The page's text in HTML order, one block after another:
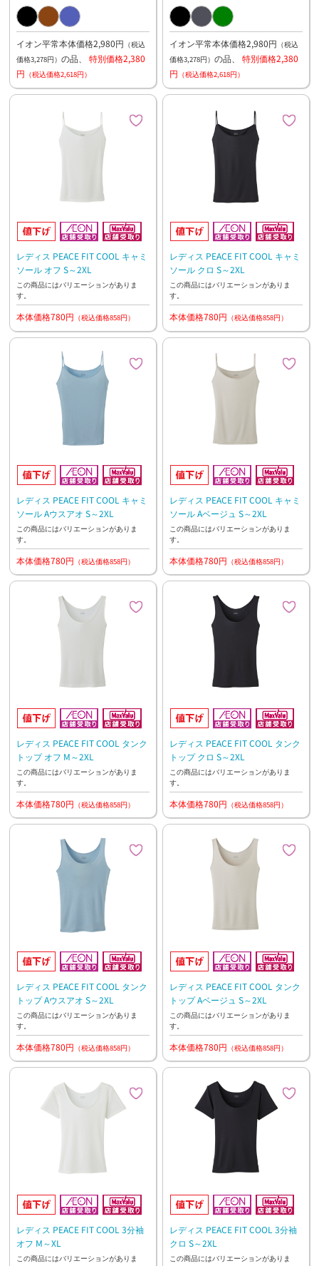
イオン平常本体価格2,980円 （税込
価格3,278円） の品、 特別価格2,380
円 （税込価格2,618円）
イオン平常本体価格2,980円 （税込
価格3,278円） の品、 特別価格2,380
円 （税込価格2,618円）
レディス PEACE FIT COOL キャミ
ソール オフ S～2XL
この商品にはバリエーションがありま
す。
本体価格780円 （税込価格858円）
レディス PEACE FIT COOL キャミ
ソール クロ S～2XL
この商品にはバリエーションがありま
す。
本体価格780円 （税込価格858円）
レディス PEACE FIT COOL キャミ
ソール Aウスアオ S～2XL
この商品にはバリエーションがありま
す。
本体価格780円 （税込価格858円）
レディス PEACE FIT COOL キャミ
ソール Aベージュ S～2XL
この商品にはバリエーションがありま
す。
本体価格780円 （税込価格858円）
レディス PEACE FIT COOL タンク
トップ オフ M～2XL
この商品にはバリエーションがありま
す。
本体価格780円 （税込価格858円）
レディス PEACE FIT COOL タンク
トップ クロ S～2XL
この商品にはバリエーションがありま
す。
本体価格780円 （税込価格858円）
レディス PEACE FIT COOL タンク
トップ Aウスアオ S～2XL
この商品にはバリエーションがありま
す。
本体価格780円 （税込価格858円）
レディス PEACE FIT COOL タンク
トップ Aベージュ S～2XL
この商品にはバリエーションがありま
す。
本体価格780円 （税込価格858円）
レディス PEACE FIT COOL 3分袖
オフ M～XL
この商品にはバリエーションがありま
レディス PEACE FIT COOL 3分袖
クロ S～2XL
この商品にはバリエーションがありま